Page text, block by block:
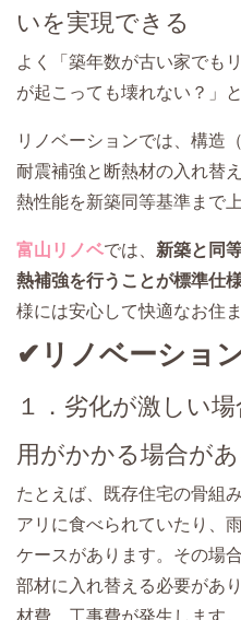
いを実現できる
よく「築年数が古い家でも
が起こっても壊れない？」
リノベーションでは、構造
耐震補強と断熱材の入れ替
熱性能を新築同等基準まで
富山リノベでは、 新築と同
熱補強を行うことが標準仕
様には安心して快適なお住
✔リノベーショ
１．劣化が激しい
用がかかる場合があ
たとえば、既存住宅の骨組
アリに食べられていたり、
ケースがあります。その場
部材に入れ替える必要があ
材費、工事費が発生します。